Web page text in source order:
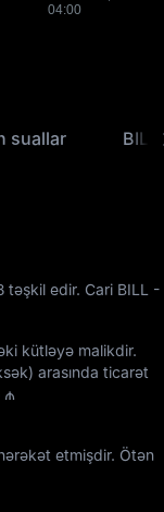
suallar BILL
təşkil edir. Cari BILL -
kütləyə malikdir.
arasında ticarət
₼
etmişdir. Ötən